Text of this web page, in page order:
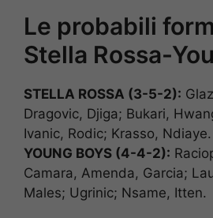
Le probabili
Stella Rossa-
STELLA ROSSA (3-5-2):
Dragovic, Djiga; Bukari,
Ivanic, Rodic; Krasso, Ndiaye.
YOUNG BOYS (4-4-2):
Camara, Amenda, Garcia;
Males; Ugrinic; Nsame, Itten.